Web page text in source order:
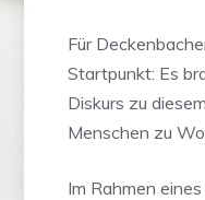
Für
Startpunkt: Es
Diskurs zu
Menschen zu
Im Rahmen